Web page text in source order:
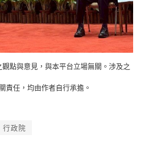
點與意見，與本平台立場無關。涉及之
責任，均由作者自行承擔。
行政院